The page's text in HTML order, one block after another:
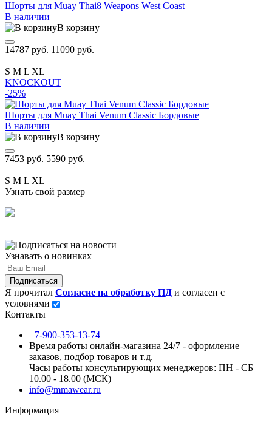
Шорты для Muay Thai8 Weapons West Coast
В наличии
В корзину
14787 руб. 11090 руб.
S M L XL
KNOCKOUT
-25%
Шорты для Muay Thai Venum Classic Бордовые
В наличии
В корзину
7453 руб. 5590 руб.
S M L XL
Узнать свой размер
Узнавать о новинках
Подписаться
Я прочитал Согласие на обработку ПД и согласен с
условиями
Контакты
+7-900-353-13-74
Время работы онлайн-магазина 24/7 - оформление
заказов, подбор товаров и т.д.
Часы работы консультирующих менеджеров: ПН - СБ
10.00 - 18.00 (МСК)
info@mmawear.ru
Информация